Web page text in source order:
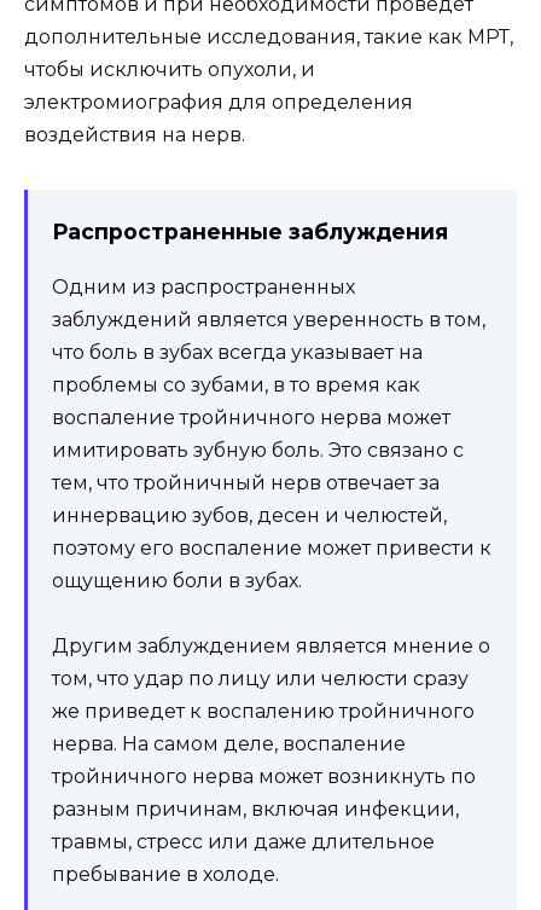
симптомов и при необходимости проведет
дополнительные исследования, такие как МРТ,
чтобы исключить опухоли, и
электромиография для определения
воздействия на нерв.
Распространенные заблуждения
Одним из распространенных
заблуждений является уверенность в том,
что боль в зубах всегда указывает на
проблемы со зубами, в то время как
воспаление тройничного нерва может
имитировать зубную боль. Это связано с
тем, что тройничный нерв отвечает за
иннервацию зубов, десен и челюстей,
поэтому его воспаление может привести к
ощущению боли в зубах.
Другим заблуждением является мнение о
том, что удар по лицу или челюсти сразу
же приведет к воспалению тройничного
нерва. На самом деле, воспаление
тройничного нерва может возникнуть по
разным причинам, включая инфекции,
травмы, стресс или даже длительное
пребывание в холоде.